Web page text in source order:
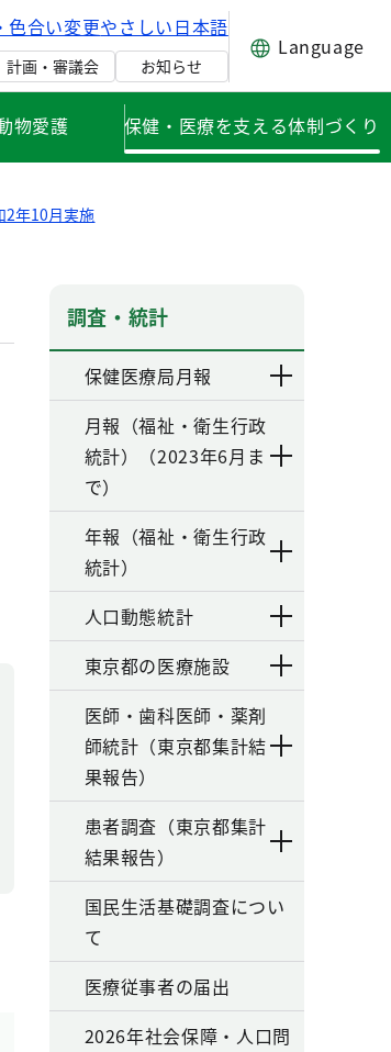
色合い変更やさしい日本語
計画・審議会 お知らせ
Language
物愛護 保健・医療を支える体制づくり
2年10月実施
調査・統計
保健医療局月報
月報（福祉・衛生行政
統計）（2023年6月ま
で）
年報（福祉・衛生行政
統計）
人口動態統計
東京都の医療施設
医師・歯科医師・薬剤
師統計（東京都集計結
果報告）
患者調査（東京都集計
結果報告）
国民生活基礎調査につい
て
医療従事者の届出
2026年社会保障・人口問